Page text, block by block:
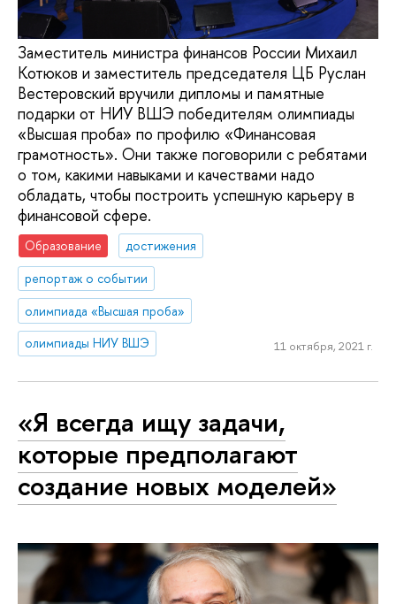
Заместитель министра финансов России Михаил
Котюков и заместитель председателя ЦБ Руслан
Вестеровский вручили дипломы и памятные
подарки от НИУ ВШЭ победителям олимпиады
«Высшая проба» по профилю «Финансовая
грамотность». Они также поговорили с ребятами
о том, какими навыками и качествами надо
обладать, чтобы построить успешную карьеру в
финансовой сфере.
Образование
достижения
репортаж о событии
олимпиада «Высшая проба»
олимпиады НИУ ВШЭ
11 октября, 2021 г.
«Я всегда ищу задачи,
которые предполагают
создание новых моделей»